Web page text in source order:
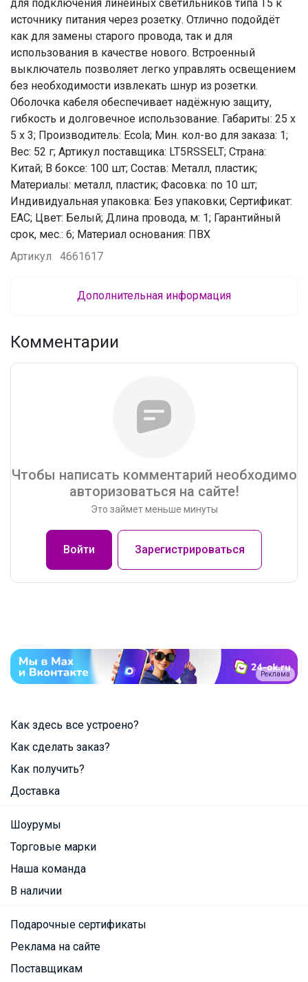
для подключения линейных светильников типа Т5 к
источнику питания через розетку. Отлично подойдёт
как для замены старого провода, так и для
использования в качестве нового. Встроенный
выключатель позволяет легко управлять освещением
без необходимости извлекать шнур из розетки.
Оболочка кабеля обеспечивает надёжную защиту,
гибкость и долговечное использование. Габариты: 25 x
5 x 3; Производитель: Ecola; Мин. кол-во для заказа: 1;
Вес: 52 г; Артикул поставщика: LT5RSSELT; Страна:
Китай; В боксе: 100 шт; Состав: Металл, пластик;
Материалы: металл, пластик; Фасовка: по 10 шт;
Индивидуальная упаковка: Без упаковки; Сертификат:
ЕАС; Цвет: Белый; Длина провода, м: 1; Гарантийный
срок, мес.: 6; Материал основания: ПВХ
Артикул
4661617
Дополнительная информация
Комментарии
Чтобы написать комментарий необходимо
авторизоваться на сайте!
Это займет меньше минуты
Войти Зарегистрироваться
Реклама
Как здесь все устроено?
Как сделать заказ?
Как получить?
Доставка
Шоурумы
Торговые марки
Наша команда
В наличии
Подарочные сертификаты
Реклама на сайте
Поставщикам